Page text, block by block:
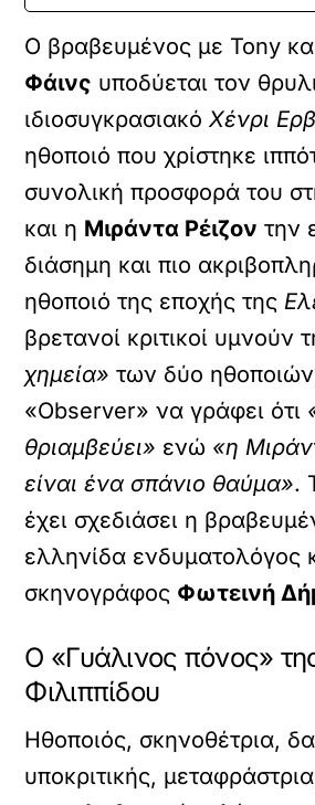
Ο βραβευμένος με Tony
Φάινς υποδύεται τον
ιδιοσυγκρασιακόΧένρι
ηθοποιό που χρίστηκε
συνολική προσφορά του
και η Μιράντα Ρέιζον την
διάσημη και πιο
ηθοποιό της εποχής της
βρετανοί κριτικοί υμνούν
χημεία»των δύο
«Observer» να γράφει ότι
θριαμβεύει» ενώ «η
είναι ένα σπάνιο θαύμα».
έχει σχεδιάσει η
ελληνίδα ενδυματολόγος
σκηνογράφος Φωτεινή
Ο «Γυάλινος πόνος»
Φιλιππίδου
Ηθοποιός, σκηνοθέτρια,
υποκριτικής,